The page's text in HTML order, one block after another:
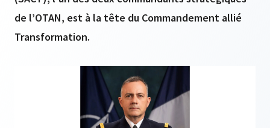
de l’OTAN, est à la tête du Commandement allié
Transformation.